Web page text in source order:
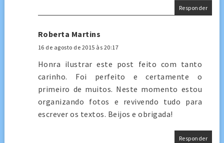
Responder
Roberta Martins
16 de agosto de 2015 às 20:17
Honra ilustrar este post feito com tanto
carinho. Foi perfeito e certamente o
primeiro de muitos. Neste momento estou
organizando fotos e revivendo tudo para
escrever os textos. Beijos e obrigada!
Responder